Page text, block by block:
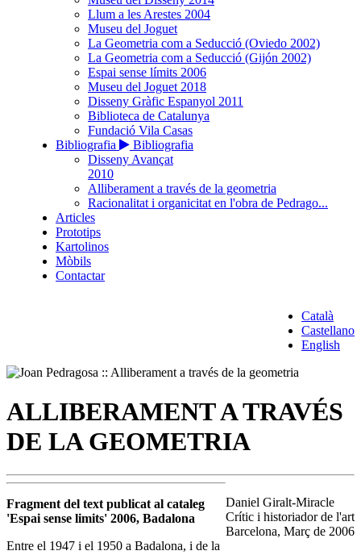
Llum a les Arestes 2004
Museu del Joguet
La Geometria com a Seducció (Oviedo 2002)
La Geometria com a Seducció (Gijón 2002)
Espai sense límits 2006
Museu del Joguet 2018
Disseny Gràfic Espanyol 2011
Biblioteca de Catalunya
Fundació Vila Casas
Bibliografia
Bibliografia
Disseny Avançat
2010
Alliberament a través de la geometria
Racionalitat i organicitat en l'obra de Pedrago...
Articles
Prototips
Kartolinos
Mòbils
Contactar
Català
Castellano
English
ALLIBERAMENT A TRAVÉS
DE LA GEOMETRIA
Daniel Giralt-Miracle
Crític i historiador de l'art
Barcelona, Març de 2006
Fragment del text publicat al cataleg
'Espai sense limits' 2006, Badalona
Entre el 1947 i el 1950 a Badalona, i de la